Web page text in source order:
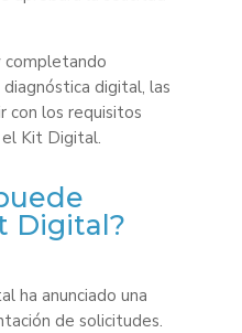
completando
digital, las
con los requisitos
el Kit Digital.
Digital?
ha anunciado una
de solicitudes.